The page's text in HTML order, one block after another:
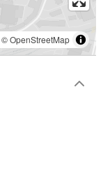
©OpenStreetMap